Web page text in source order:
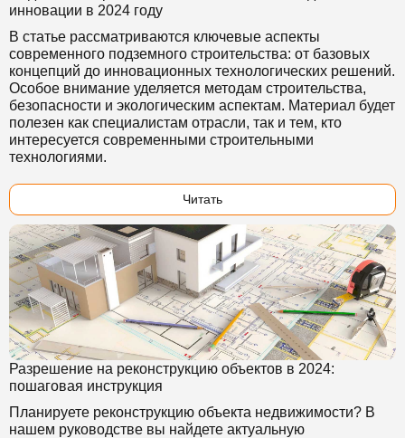
инновации в 2024 году
В статье рассматриваются ключевые аспекты
современного подземного строительства: от базовых
концепций до инновационных технологических решений.
Особое внимание уделяется методам строительства,
безопасности и экологическим аспектам. Материал будет
полезен как специалистам отрасли, так и тем, кто
интересуется современными строительными
технологиями.
Читать
Разрешение на реконструкцию объектов в 2024:
пошаговая инструкция
Планируете реконструкцию объекта недвижимости? В
нашем руководстве вы найдете актуальную